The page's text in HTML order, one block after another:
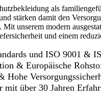
als
stärken damit den
Mit unserem modern
und einem
und ISO 9001 &
& Europäische
mit über 30 Jahren